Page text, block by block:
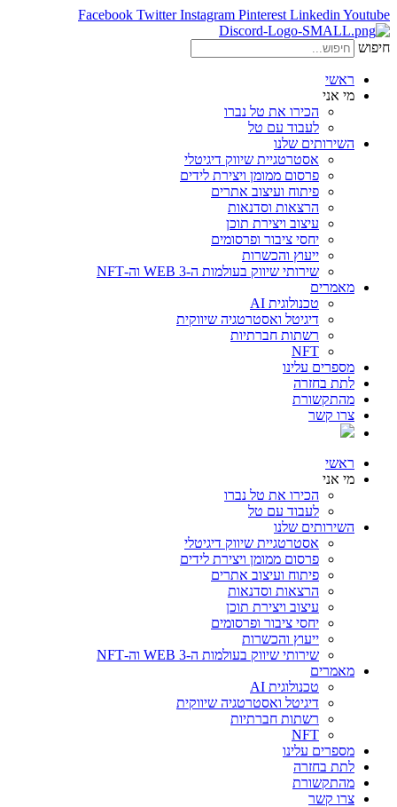
Facebook Twitter Instagram Pinterest Linkedin Youtube
חיפוש
ראשי
מי אני
הכירו את טל נברו
לעבוד עם טל
השירותים שלנו
אסטרטגיית שיווק דיגיטלי
פרסום ממומן ויצירת לידים
פיתוח ועיצוב אתרים
הרצאות וסדנאות
עיצוב ויצירת תוכן
יחסי ציבור ופרסומים
ייעוץ והכשרות
שירותי שיווק בעולמות ה-WEB 3 וה-NFT
מאמרים
טכנולוגית AI
דיגיטל ואסטרטגיה שיווקית
רשתות חברתיות
NFT
מספרים עלינו
לתת בחזרה
מהתקשורת
צרו קשר
ראשי
מי אני
הכירו את טל נברו
לעבוד עם טל
השירותים שלנו
אסטרטגיית שיווק דיגיטלי
פרסום ממומן ויצירת לידים
פיתוח ועיצוב אתרים
הרצאות וסדנאות
עיצוב ויצירת תוכן
יחסי ציבור ופרסומים
ייעוץ והכשרות
שירותי שיווק בעולמות ה-WEB 3 וה-NFT
מאמרים
טכנולוגית AI
דיגיטל ואסטרטגיה שיווקית
רשתות חברתיות
NFT
מספרים עלינו
לתת בחזרה
מהתקשורת
צרו קשר